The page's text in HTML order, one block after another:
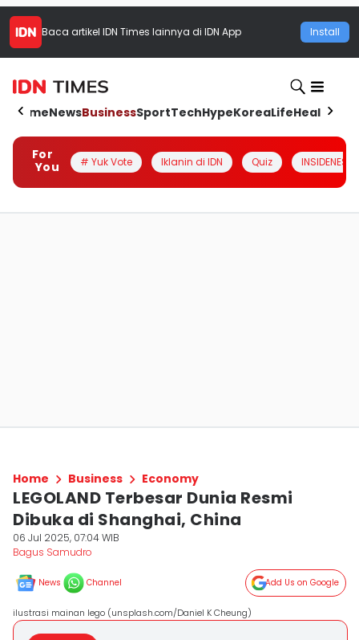
Baca artikel IDN Times lainnya di IDN App Install
HomeNewsBusinessSportTechHypeKoreaLifeHealth
For
You
# Yuk Vote Iklanin di IDN Quiz INSIDENESIA
Home Business Economy
LEGOLAND Terbesar Dunia Resmi
Dibuka di Shanghai, China
06 Jul 2025, 07:04 WIB
Bagus Samudro
News Channel Add Us on Google
ilustrasi mainan lego (unsplash.com/Daniel K Cheung)